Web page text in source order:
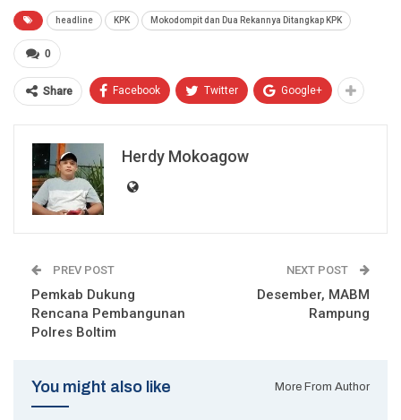
headline KPK Mokodompit dan Dua Rekannya Ditangkap KPK
0
Share Facebook Twitter Google+
Herdy Mokoagow
PREV POST
Pemkab Dukung
Rencana Pembangunan
Polres Boltim
NEXT POST
Desember, MABM
Rampung
You might also like More From Author